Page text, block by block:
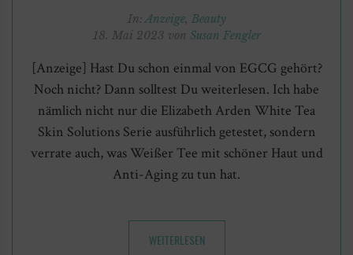
In:Anzeige, Beauty
18. Mai 2023 von Susan Fengler
[Anzeige] Hast Du schon einmal von EGCG gehört?
Noch nicht? Dann solltest Du weiterlesen. Ich habe
nämlich nicht nur die Elizabeth Arden White Tea
Skin Solutions Serie ausführlich getestet, sondern
verrate auch, was Weißer Tee mit schöner Haut und
Anti-Aging zu tun hat.
WEITERLESEN